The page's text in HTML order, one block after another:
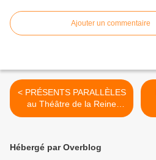
Ajouter un commentaire
< PRÉSENTS PARALLÈLES
au Théâtre de la Reine
Blanche
Hébergé par Overblog